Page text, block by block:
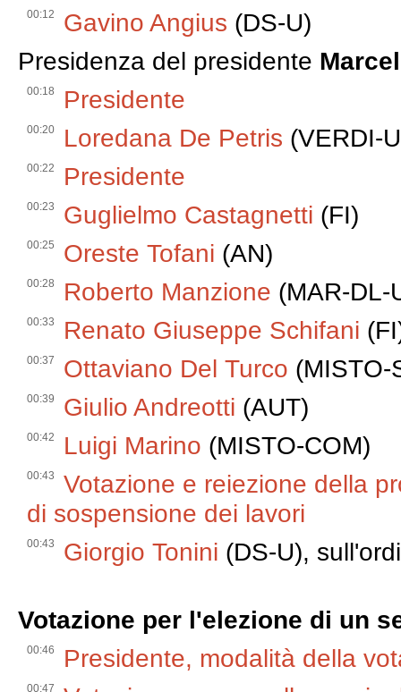
00:12 Gavino Angius (DS-U)
Presidenza del presidente
00:18 Presidente
00:20 Loredana De Petris (VERDI-
00:22 Presidente
00:23 Guglielmo Castagnetti (FI)
00:25 Oreste Tofani (AN)
00:28 Roberto Manzione (MAR-DL-
00:33 Renato Giuseppe Schifani
00:37 Ottaviano Del Turco (MISTO-
00:39 Giulio Andreotti (AUT)
00:42 Luigi Marino (MISTO-COM)
00:43
Votazione e reiezione della
di sospensione dei lavori
00:43 Giorgio Tonini (DS-U),
Votazione per l'elezione di un
00:46 Presidente, modalità della
00:47